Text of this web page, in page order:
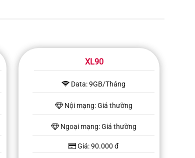
XL90
Data: 9GB/Tháng
Nội mạng: Giá thường
Ngoại mạng: Giá thường
Giá: 90.000 đ